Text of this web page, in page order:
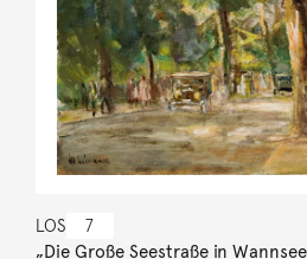
LOS 7
„Die Große Seestraße in